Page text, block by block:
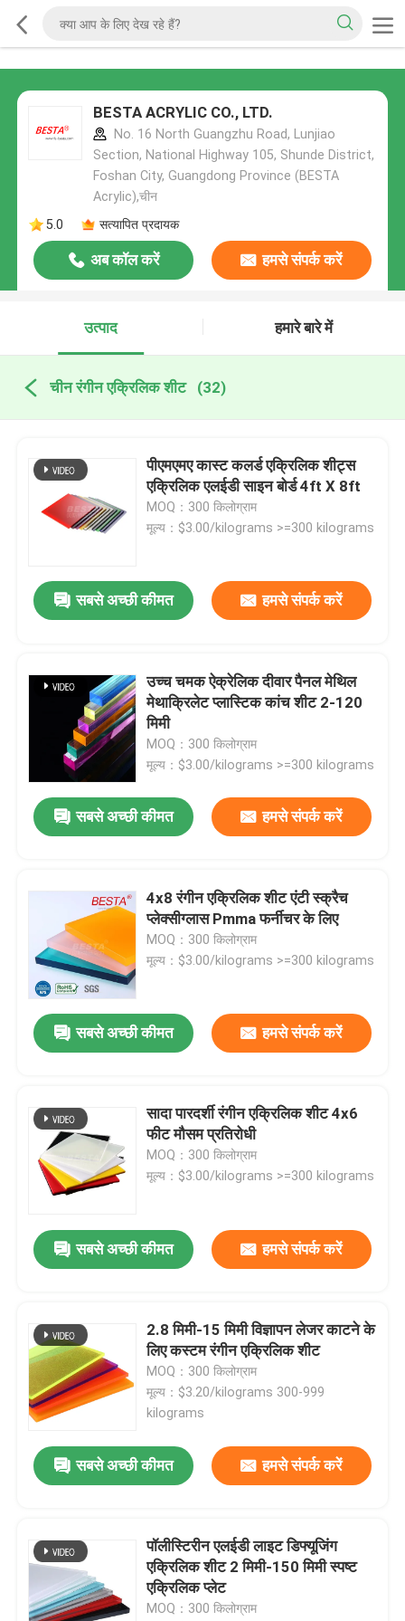
BESTA ACRYLIC CO., LTD.
No. 16 North Guangzhu Road, Lunjiao
Section, National Highway 105, Shunde District,
Foshan City, Guangdong Province (BESTA
Acrylic),चीन
5.0
सत्यापित प्रदायक
अब कॉल करें हमसे संपर्क करें
उत्पाद हमारे बारे में
चीन रंगीन एक्रिलिक शीट (32)
पीएमएमए कास्ट कलर्ड एक्रिलिक शीट्स
एक्रिलिक एलईडी साइन बोर्ड 4ft X 8ft
MOQ：300 किलोग्राम
मूल्य：$3.00/kilograms >=300 kilograms
सबसे अच्छी कीमत हमसे संपर्क करें
उच्च चमक ऐक्रेलिक दीवार पैनल मेथिल
मेथाक्रिलेट प्लास्टिक कांच शीट 2-120
मिमी
MOQ：300 किलोग्राम
मूल्य：$3.00/kilograms >=300 kilograms
सबसे अच्छी कीमत हमसे संपर्क करें
4x8 रंगीन एक्रिलिक शीट एंटी स्क्रैच
प्लेक्सीग्लास Pmma फर्नीचर के लिए
MOQ：300 किलोग्राम
मूल्य：$3.00/kilograms >=300 kilograms
सबसे अच्छी कीमत हमसे संपर्क करें
सादा पारदर्शी रंगीन एक्रिलिक शीट 4x6
फीट मौसम प्रतिरोधी
MOQ：300 किलोग्राम
मूल्य：$3.00/kilograms >=300 kilograms
सबसे अच्छी कीमत हमसे संपर्क करें
2.8 मिमी-15 मिमी विज्ञापन लेजर काटने के
लिए कस्टम रंगीन एक्रिलिक शीट
MOQ：300 किलोग्राम
मूल्य：$3.20/kilograms 300-999
kilograms
सबसे अच्छी कीमत हमसे संपर्क करें
पॉलीस्टिरीन एलईडी लाइट डिफ्यूजिंग
एक्रिलिक शीट 2 मिमी-150 मिमी स्पष्ट
एक्रिलिक प्लेट
MOQ：300 किलोग्राम